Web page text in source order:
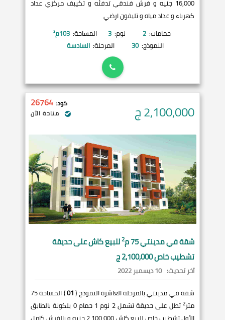
16,000 جنيه و فرش فندقي تدفئه و تكييف مركزي عداد
كهرباء و عداد مياه و تليفون ارضي
حمامات: 2 نوم: 3 المساحة: 103م²
النموذج: 30 المرحلة: السادسة
2,100,000ج كود: 26764
متاحة الآن
شقة فيمدينتي75 م 2للبيع كاش على حديقة
تشطيب خاص 2,100,000 ج
آخر تحديث: 10 ديسمبر 2022
شقة في مدينتي بالمرحلة العاشرة النموذج (01
) المساحة 75
متر2
تطل على حديقة تشمل 2 نوم 1 حمام 0 بلكونة بالطابق